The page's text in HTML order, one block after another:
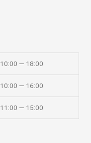
10:00 — 18:00
10:00 — 16:00
11:00 — 15:00